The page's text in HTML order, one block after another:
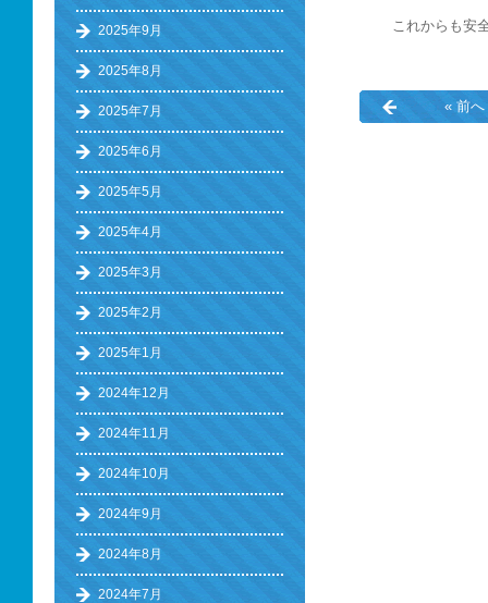
これからも安
« 前へ
2025年9月
2025年8月
2025年7月
2025年6月
2025年5月
2025年4月
2025年3月
2025年2月
2025年1月
2024年12月
2024年11月
2024年10月
2024年9月
2024年8月
2024年7月